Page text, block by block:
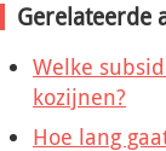
Gerelateerde
Welke
kozijnen?
Hoe lang